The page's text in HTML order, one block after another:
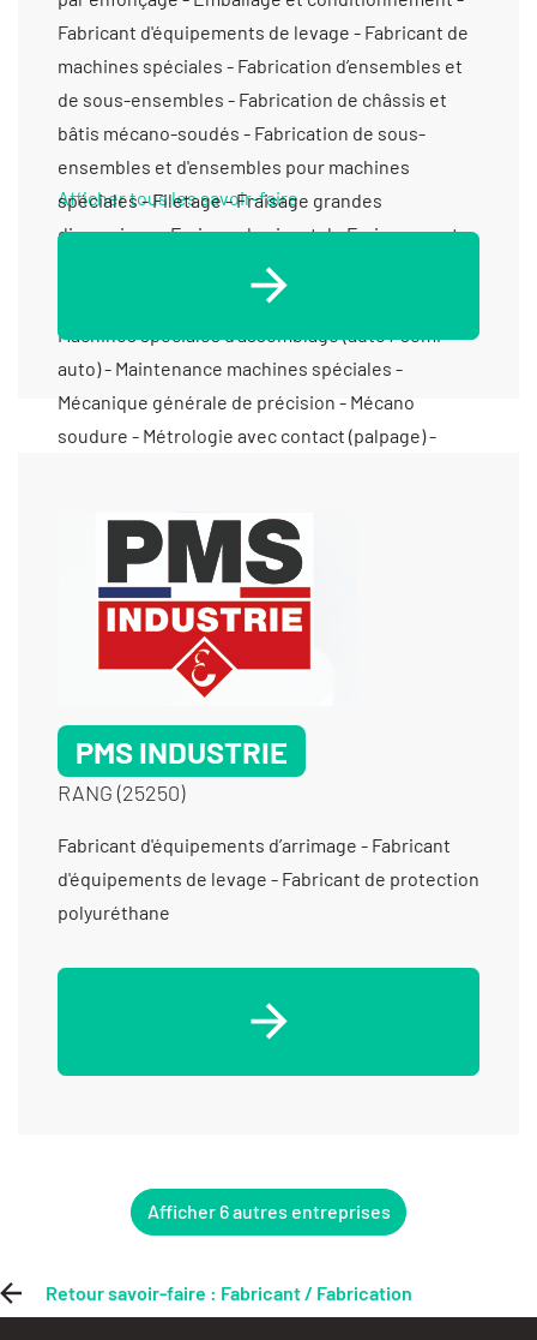
Afficher tous les savoir-faire
PMS INDUSTRIE
RANG (25250)
Fabricant d'équipements d’arrimage - Fabricant
d'équipements de levage - Fabricant de protection
polyuréthane
Afficher 6 autres entreprises
Retour savoir-faire : Fabricant / Fabrication